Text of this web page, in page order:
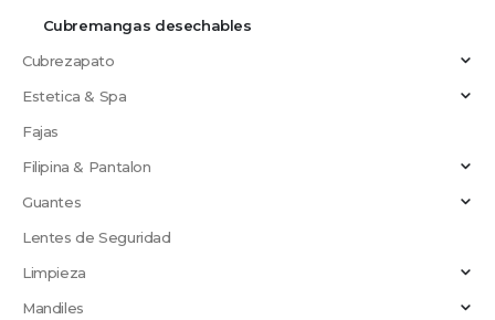
Cubremangas desechables
Cubrezapato
Estetica & Spa
Fajas
Filipina & Pantalon
Guantes
Lentes de Seguridad
Limpieza
Mandiles